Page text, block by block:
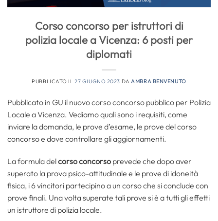
Corso concorso per istruttori di
polizia locale a Vicenza: 6 posti per
diplomati
PUBBLICATO IL27 GIUGNO 2023 DA AMBRA BENVENUTO
Pubblicato in GU il nuovo corso concorso pubblico per Polizia
Locale a Vicenza. Vediamo quali sono i requisiti, come
inviare la domanda, le prove d’esame, le prove del corso
concorso e dove controllare gli aggiornamenti.
La formula delcorso concorso prevede che dopo aver
superato la prova psico-attitudinale e le prove di idoneità
fisica, i 6 vincitori partecipino a un corso che si conclude con
prove finali. Una volta superate tali prove si è a tutti gli effetti
un istruttore di polizia locale.